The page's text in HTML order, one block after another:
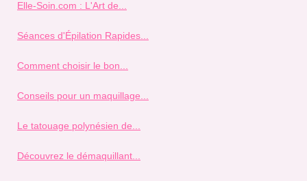
Elle-Soin.com : L'Art de...
Séances d'Épilation Rapides...
Comment choisir le bon...
Conseils pour un maquillage...
Le tatouage polynésien de...
Découvrez le démaquillant...